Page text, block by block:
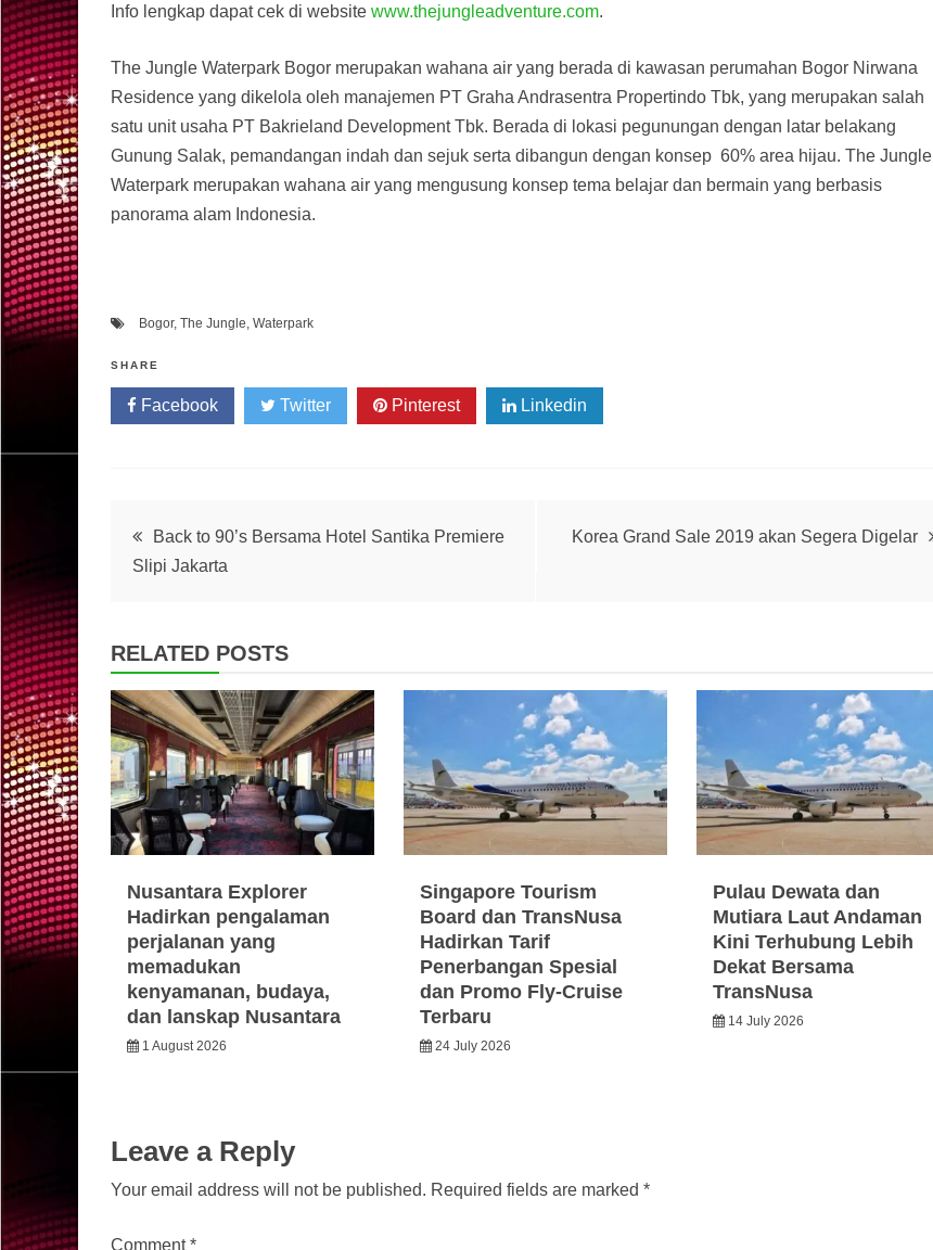
Info lengkap dapat cek di website www.thejungleadventure.com.
The Jungle Waterpark Bogor merupakan wahana air yang berada di kawasan perumahan Bogor Nirwana
Residence yang dikelola oleh manajemen PT Graha Andrasentra Propertindo Tbk, yang merupakan salah
satu unit usaha PT Bakrieland Development Tbk. Berada di lokasi pegunungan dengan latar belakang
Gunung Salak, pemandangan indah dan sejuk serta dibangun dengan konsep 60% area hijau. The Jungle
Waterpark merupakan wahana air yang mengusung konsep tema belajar dan bermain yang berbasis
panorama alam Indonesia.
Bogor, The Jungle Waterpark
SHARE
Facebook Twitter Pinterest Linkedin
Post
navigation
Back to 90’s Bersama Hotel Santika Premiere
Slipi Jakarta
Korea Grand Sale 2019 akan Segera Digelar
RELATED POSTS
Nusantara Explorer
Hadirkan pengalaman
perjalanan yang
memadukan
kenyamanan, budaya,
dan lanskap Nusantara
1 August 2026
Singapore Tourism
Board dan TransNusa
Hadirkan Tarif
Penerbangan Spesial
dan Promo Fly-Cruise
Terbaru
24 July 2026
Pulau Dewata dan
Mutiara Laut Andaman
Kini Terhubung Lebih
Dekat Bersama
TransNusa
14 July 2026
Leave a Reply
Your email address will not be published. Required fields are marked *
Comment*